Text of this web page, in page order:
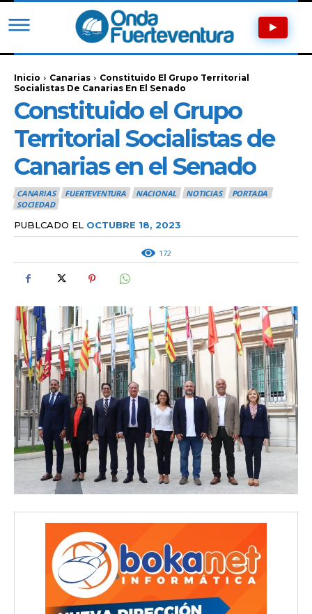
Inicio Canarias
Constituido El Grupo Territorial
Socialistas De Canarias En El Senado
Constituido el Grupo
Territorial Socialistas de
Canarias en el Senado
CANARIAS FUERTEVENTURA NACIONAL NOTICIAS
PORTADA
SOCIEDAD
PUBLCADO EL OCTUBRE 18, 2023
172